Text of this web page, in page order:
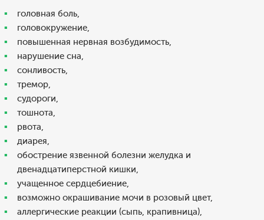
головная боль,
головокружение,
повышенная нервная возбудимость,
нарушение сна,
сонливость,
тремор,
судороги,
тошнота,
рвота,
диарея,
обострение язвенной болезни желудка и
двенадцатиперстной кишки,
учащенное сердцебиение,
возможно окрашивание мочи в розовый цвет,
аллергические реакции (сыпь, крапивница),